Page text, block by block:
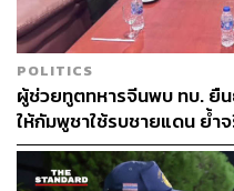
THE
POLITICS
ผู้ช่วยทูตทหารจีนพบ ทบ. ยื
ให้กัมพูชาใช้รบชายแดน ย้ำ
ทางออกสันติวิธี